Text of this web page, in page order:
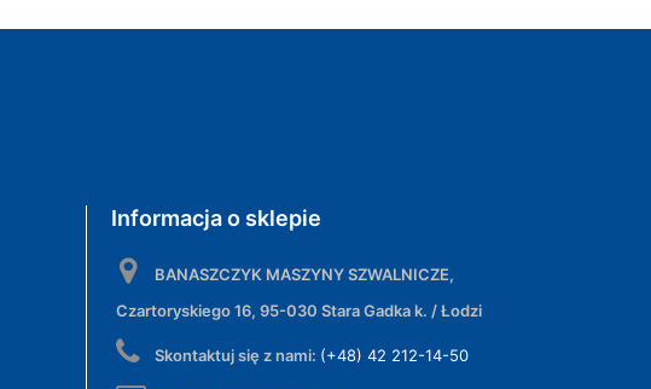
Informacja o sklepie
BANASZCZYK MASZYNY SZWALNICZE,
Czartoryskiego 16, 95-030 Stara Gadka k. / Łodzi
Skontaktuj się z nami: (+48) 42 212-14-50